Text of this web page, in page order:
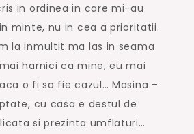
in ordinea in care mi-au
minte, nu in cea a prioritatii.
la inmultit ma las in seama
harnici ca mine, eu mai
o fi sa fie cazul… Masina –
cu casa e destul de
si prezinta umflaturi…